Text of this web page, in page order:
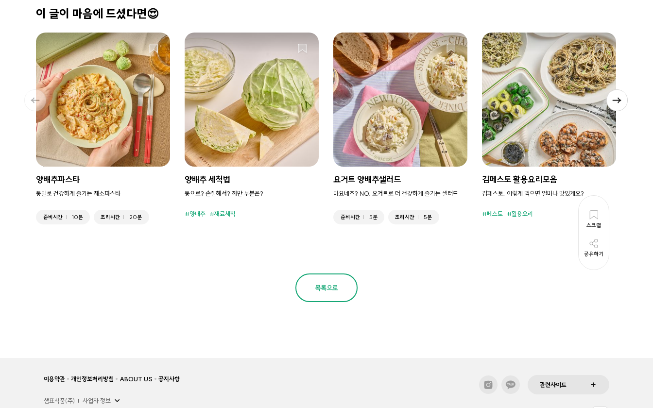
스크랩
공유하기
이 글이 마음에 드셨다면😍
양배추파스타
통밀로 건강하게 즐기는 채소파스타
준비시간 10분 조리시간 20분
양배추 세척법
통으로? 손질해서? 까만 부분은?
양배추 재료세척
요거트 양배추샐러드
마요네즈? NO! 요거트로 더 건강하게 즐기는 샐러드
준비시간 5분 조리시간 5분
김페스토 활용요리모음
김페스토, 이렇게 먹으면 얼마나 맛있게요?
페스토 활용요리
목록으로
이용약관 개인정보처리방침 ABOUT US 공지사항
샘표식품(주) 사업자 정보
관련사이트